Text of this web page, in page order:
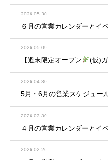
2026.05.30
６月の営業カレンダーとイ
2026.05.09
【週末限定オープン (仮)
2026.04.30
5月・6月の営業スケジュー
2026.03.30
４月の営業カレンダーとイ
2026.02.26